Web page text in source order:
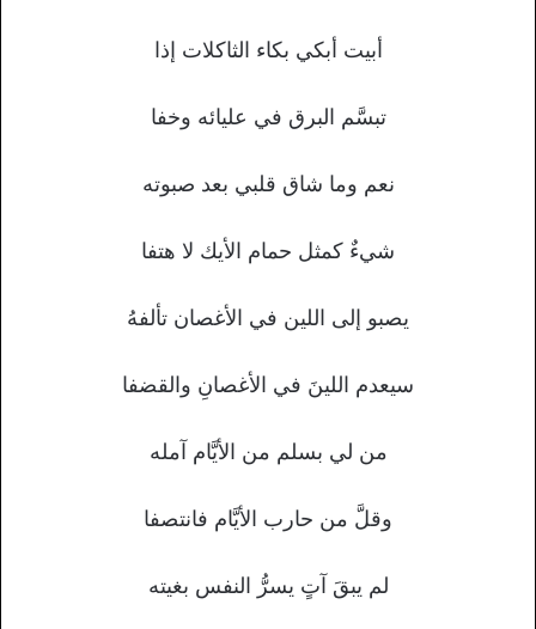
أبيت أبكي بكاء الثاكلات إذا
تبسَّم البرق في عليائه وخفا
نعم وما شاق قلبي بعد صبوته
شيءٌ كمثل حمام الأيك لا هتفا
يصبو إلى اللين في الأغصان تألفهُ
سيعدم اللينَ في الأغصانِ والقضفا
من لي بسلم من الأيَّام آمله
وقلَّ من حارب الأيَّام فانتصفا
لم يبقَ آتٍ يسرُّ النفس بغيته